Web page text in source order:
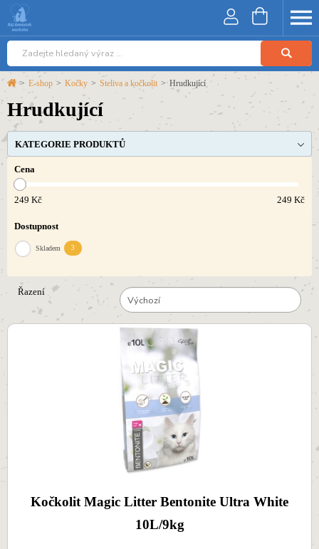
> E-shop > Kočky > Steliva a kočkolit > Hrudkující
Hrudkující
KATEGORIE PRODUKTŮ
Cena
249 Kč 249 Kč
Dostupnost
Skladem 3
Řazení
Výchozí
Kočkolit Magic Litter Bentonite Ultra White
10L/9kg